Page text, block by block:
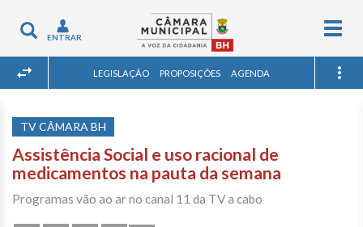
Toggle
navigation
ENTRAR
LEGISLAÇÃO PROPOSIÇÕES AGENDA
TV CÂMARA BH
Assistência Social e uso racional de
medicamentos na pauta da semana
Programas vão ao ar no canal 11 da TV a cabo